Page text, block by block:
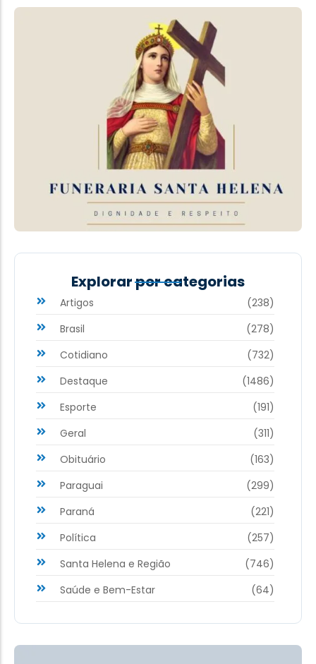
Explorar por categorias
Artigos
(238)
Brasil
(278)
Cotidiano
(732)
Destaque
(1486)
Esporte
(191)
Geral
(311)
Obituário
(163)
Paraguai
(299)
Paraná
(221)
Política
(257)
Santa Helena e Região
(746)
Saúde e Bem-Estar
(64)